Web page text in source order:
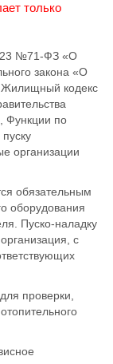
только
№71-ФЗ «О
закона «О
Жилищный кодекс
Функции по
организации
обязательным
оборудования
Пуско-наладку
с
проверки,